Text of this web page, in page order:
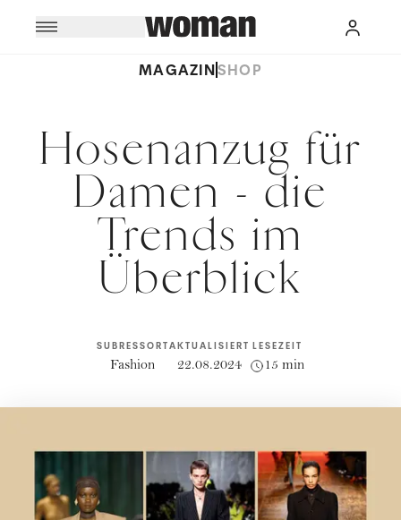
MAGAZINSHOP
Hosenanzug für
Damen - die
Trends im
Überblick
SUBRESSORT
Fashion
AKTUALISIERT
22.08.2024
LESEZEIT
15 min